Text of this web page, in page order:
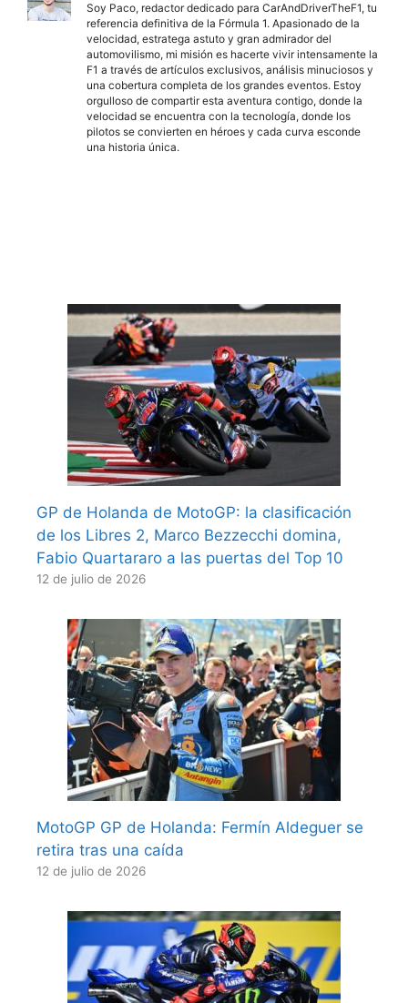
Soy Paco, redactor dedicado para CarAndDriverTheF1, tu
referencia definitiva de la Fórmula 1. Apasionado de la
velocidad, estratega astuto y gran admirador del
automovilismo, mi misión es hacerte vivir intensamente la
F1 a través de artículos exclusivos, análisis minuciosos y
una cobertura completa de los grandes eventos. Estoy
orgulloso de compartir esta aventura contigo, donde la
velocidad se encuentra con la tecnología, donde los
pilotos se convierten en héroes y cada curva esconde
una historia única.
GP de Holanda de MotoGP: la clasificación
de los Libres 2, Marco Bezzecchi domina,
Fabio Quartararo a las puertas del Top 10
12 de julio de 2026
MotoGP GP de Holanda: Fermín Aldeguer se
retira tras una caída
12 de julio de 2026